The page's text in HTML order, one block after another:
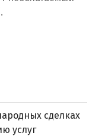
сделках
услуг